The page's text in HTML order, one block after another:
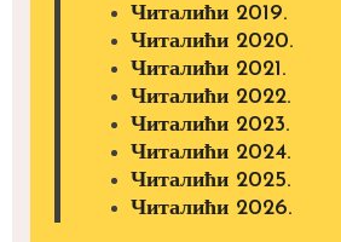
Читалићи 2019.
Читалићи 2020.
Читалићи 2021.
Читалићи 2022.
Читалићи 2023.
Читалићи 2024.
Читалићи 2025.
Читалићи 2026.